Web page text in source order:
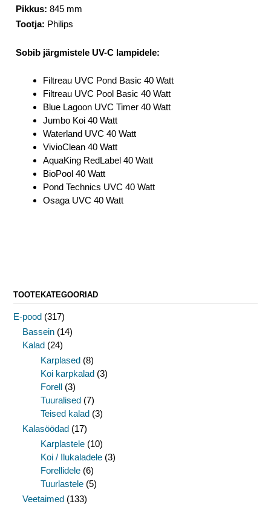
Pikkus: 845 mm
Tootja: Philips
Sobib järgmistele UV-C lampidele:
Filtreau UVC Pond Basic 40 Watt
Filtreau UVC Pool Basic 40 Watt
Blue Lagoon UVC Timer 40 Watt
Jumbo Koi 40 Watt
Waterland UVC 40 Watt
VivioClean 40 Watt
AquaKing RedLabel 40 Watt
BioPool 40 Watt
Pond Technics UVC 40 Watt
Osaga UVC 40 Watt
TOOTEKATEGOORIAD
E-pood (317)
Bassein (14)
Kalad (24)
Karplased (8)
Koi karpkalad (3)
Forell (3)
Tuuralised (7)
Teised kalad (3)
Kalasöödad (17)
Karplastele (10)
Koi / Ilukaladele (3)
Forellidele (6)
Tuurlastele (5)
Veetaimed (133)